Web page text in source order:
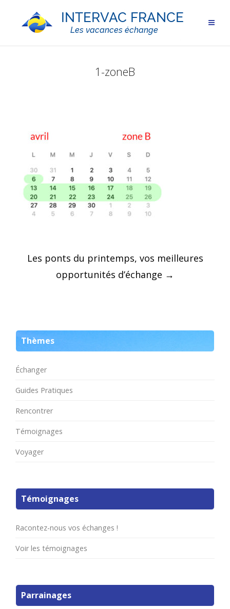
1-zoneB
Post
navigation
Les ponts du printemps, vos meilleures
opportunités d’échange →
Thèmes
Échanger
Guides Pratiques
Rencontrer
Témoignages
Voyager
Témoignages
Racontez-nous vos échanges !
Voir les témoignages
Parrainages